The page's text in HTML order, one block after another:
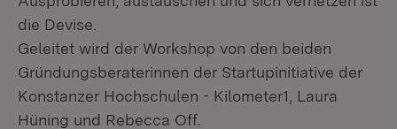
die Devise.
Geleitet wird der Workshop von den beiden
Gründungsberaterinnen der Startupinitiative der
Konstanzer Hochschulen - Kilometer1, Laura
Hüning und Rebecca Off.